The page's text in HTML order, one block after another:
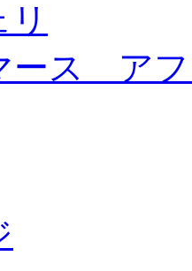
ース ア